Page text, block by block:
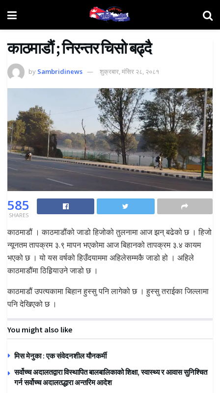
काठमाडाैं ; निरन्तर चिसाे बढ्दै
by Sambridinews शुक्रबार, मंसिर २८, २०८१
585
SHARES
काठमाडौं । काठमाडौंको जाडो हिजोको तुलनामा आज झन् बढेको छ । हिजो
न्यूनतम तापक्रम ३.९ मापन भएकोमा आज बिहानको तापक्रम ३.४ कायम
भएको छ । यो यस वर्षको हिउँदयाममा अहिलेसम्मकै जाडो हो । अहिले
काठमाडौंमा ठिहिर्‍याउने जाडो छ ।
काठमाडौं उपत्यकामा बिहान हुस्सु पनि लागेको छ । हुस्सु तराईका जिल्लामा
पनि देखिएको छ ।
You might also like
मिस मेनुका : एक संवेदनशील यौनकर्मी
सर्वोच्च अदालतद्वारा विस्थापित बालबालिकाको शिक्षा, स्वास्थ्य र आवास सुनिश्चित
गर्न सर्वोच्च अदालतद्धारा अन्तरिम आदेश